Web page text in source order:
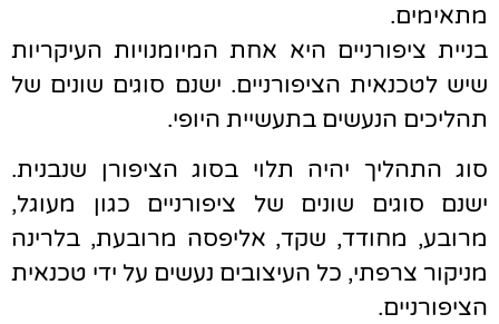
מתאימים.
בניית ציפורניים היא אחת המיומנויות העיקריות
שיש לטכנאית הציפורניים. ישנם סוגים שונים של
תהליכים הנעשים בתעשיית היופי.
סוג התהליך יהיה תלוי בסוג הציפורן שנבנית.
ישנם סוגים שונים של ציפורניים כגון מעוגל,
מרובע, מחודד, שקד, אליפסה מרובעת, בלרינה
מניקור צרפתי, כל העיצובים נעשים על ידי טכנאית
הציפורניים.